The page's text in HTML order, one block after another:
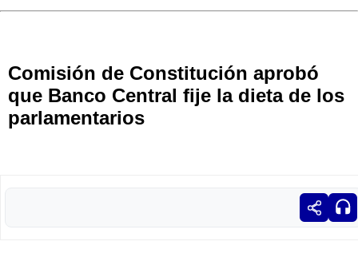
Comisión de Constitución aprobó
que Banco Central fije la dieta de los
parlamentarios